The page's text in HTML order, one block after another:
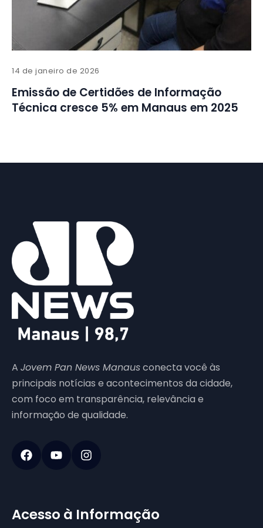
14 de janeiro de 2026
Emissão de Certidões de Informação
Técnica cresce 5% em Manaus em 2025
A Jovem Pan News Manausconecta você às
principais notícias e acontecimentos da cidade,
com foco em transparência, relevância e
informação de qualidade.
Acesso à Informação